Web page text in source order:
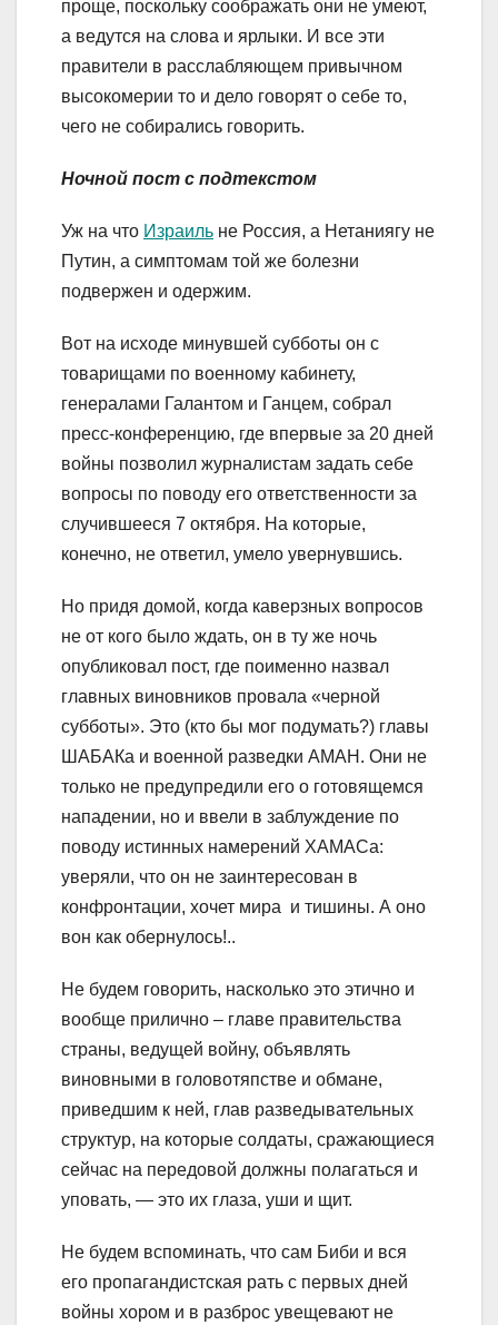
проще, поскольку соображать они не умеют,
а ведутся на слова и ярлыки. И все эти
правители в расслабляющем привычном
высокомерии то и дело говорят о себе то,
чего не собирались говорить.
Ночной пост с подтекстом
Уж на что Израиль не Россия, а Нетаниягу не
Путин, а симптомам той же болезни
подвержен и одержим.
Вот на исходе минувшей субботы он с
товарищами по военному кабинету,
генералами Галантом и Ганцем, собрал
пресс-конференцию, где впервые за 20 дней
войны позволил журналистам задать себе
вопросы по поводу его ответственности за
случившееся 7 октября. На которые,
конечно, не ответил, умело увернувшись.
Но придя домой, когда каверзных вопросов
не от кого было ждать, он в ту же ночь
опубликовал пост, где поименно назвал
главных виновников провала «черной
субботы». Это (кто бы мог подумать?) главы
ШАБАКа и военной разведки АМАН. Они не
только не предупредили его о готовящемся
нападении, но и ввели в заблуждение по
поводу истинных намерений ХАМАСа:
уверяли, что он не заинтересован в
конфронтации, хочет мира и тишины. А оно
вон как обернулось!..
Не будем говорить, насколько это этично и
вообще прилично – главе правительства
страны, ведущей войну, объявлять
виновными в головотяпстве и обмане,
приведшим к ней, глав разведывательных
структур, на которые солдаты, сражающиеся
сейчас на передовой должны полагаться и
уповать, — это их глаза, уши и щит.
Не будем вспоминать, что сам Биби и вся
его пропагандистская рать с первых дней
войны хором и в разброс увещевают не